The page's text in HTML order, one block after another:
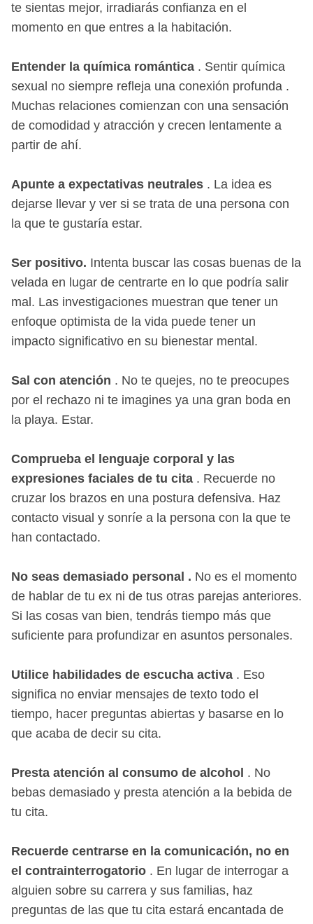
te sientas mejor, irradiarás confianza en el
momento en que entres a la habitación.
Entender la química romántica . Sentir química
sexual no siempre refleja una conexión profunda .
Muchas relaciones comienzan con una sensación
de comodidad y atracción y crecen lentamente a
partir de ahí.
Apunte a expectativas neutrales . La idea es
dejarse llevar y ver si se trata de una persona con
la que te gustaría estar.
Ser positivo. Intenta buscar las cosas buenas de la
velada en lugar de centrarte en lo que podría salir
mal. Las investigaciones muestran que tener un
enfoque optimista de la vida puede tener un
impacto significativo en su bienestar mental.
Sal con atención . No te quejes, no te preocupes
por el rechazo ni te imagines ya una gran boda en
la playa. Estar.
Comprueba el lenguaje corporal y las
expresiones faciales de tu cita . Recuerde no
cruzar los brazos en una postura defensiva. Haz
contacto visual y sonríe a la persona con la que te
han contactado.
No seas demasiado personal . No es el momento
de hablar de tu ex ni de tus otras parejas anteriores.
Si las cosas van bien, tendrás tiempo más que
suficiente para profundizar en asuntos personales.
Utilice habilidades de escucha activa . Eso
significa no enviar mensajes de texto todo el
tiempo, hacer preguntas abiertas y basarse en lo
que acaba de decir su cita.
Presta atención al consumo de alcohol . No
bebas demasiado y presta atención a la bebida de
tu cita.
Recuerde centrarse en la comunicación, no en
el contrainterrogatorio . En lugar de interrogar a
alguien sobre su carrera y sus familias, haz
preguntas de las que tu cita estará encantada de